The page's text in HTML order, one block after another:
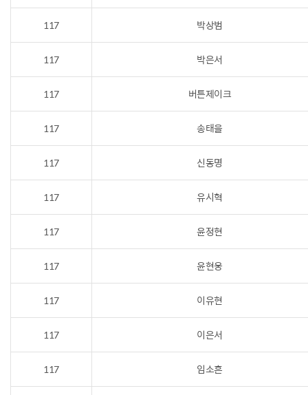
117 박상범
117 박은서
117 버튼제이크
117 송태을
117 신동명
117 유시혁
117 윤정현
117 윤현웅
117 이유현
117 이은서
117 임소흔